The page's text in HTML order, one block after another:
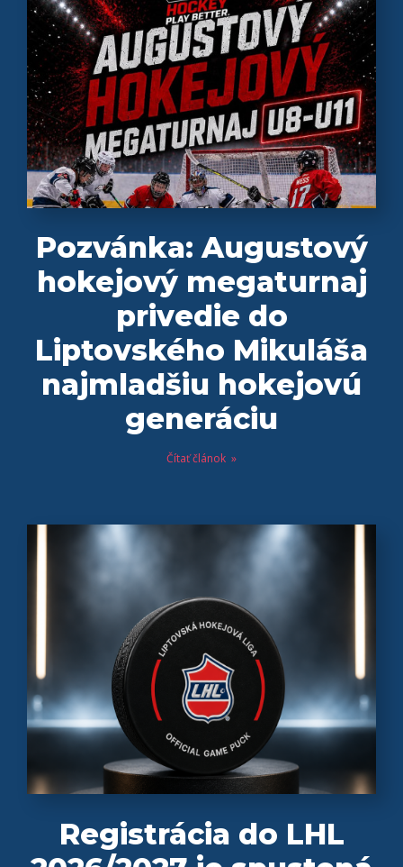
Pozvánka: Augustový
hokejový megaturnaj
privedie do
Liptovského Mikuláša
najmladšiu hokejovú
generáciu
Čítať článok
Registrácia do LHL